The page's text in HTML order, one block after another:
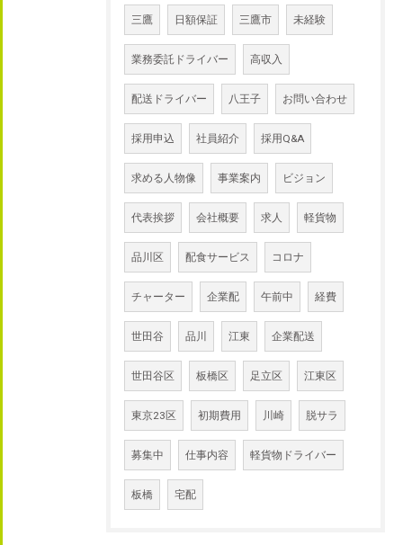
三鷹 日額保証 三鷹市 未経験
業務委託ドライバー 高収入
配送ドライバー 八王子 お問い合わせ
採用申込 社員紹介 採用Q&A
求める人物像 事業案内 ビジョン
代表挨拶 会社概要 求人 軽貨物
品川区 配食サービス コロナ
チャーター 企業配 午前中 経費
世田谷 品川 江東 企業配送
世田谷区 板橋区 足立区 江東区
東京23区 初期費用 川崎 脱サラ
募集中 仕事内容 軽貨物ドライバー
板橋 宅配